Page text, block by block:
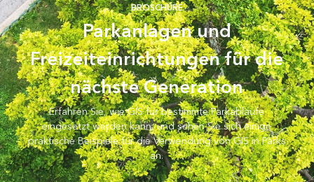
BROSCHÜRE
Parkanlagen und
Freizeiteinrichtungen für die
nächste Generation
Erfahren Sie, wie GIS für bestimmte Parkabläufe
eingesetzt werden kann, und sehen Sie sich einige
praktische Beispiele für die Verwendung von GIS in Parks
an.